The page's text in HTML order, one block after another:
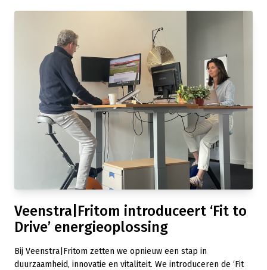
Veenstra|Fritom introduceert ‘Fit to
Drive’ energieoplossing
Bij Veenstra|Fritom zetten we opnieuw een stap in
duurzaamheid, innovatie en vitaliteit. We introduceren de ‘Fit